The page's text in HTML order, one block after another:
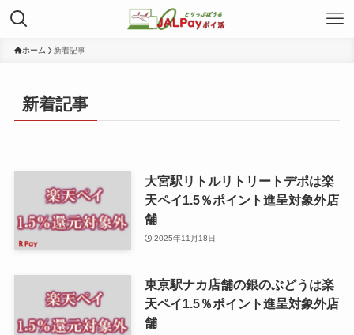
ホーム 新着記事
新着記事
大宮駅リトルリトリートデポは楽
天ペイ1.5％ポイント進呈対象外店
舗
2025年11月18日
東京駅ナカ店舗の銀のぶどうは楽
天ペイ1.5％ポイント進呈対象外店
舗